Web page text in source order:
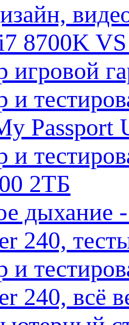
8700K
игровой
и
Passport
и
2ТБ
дыхание
240,
и
240, всё